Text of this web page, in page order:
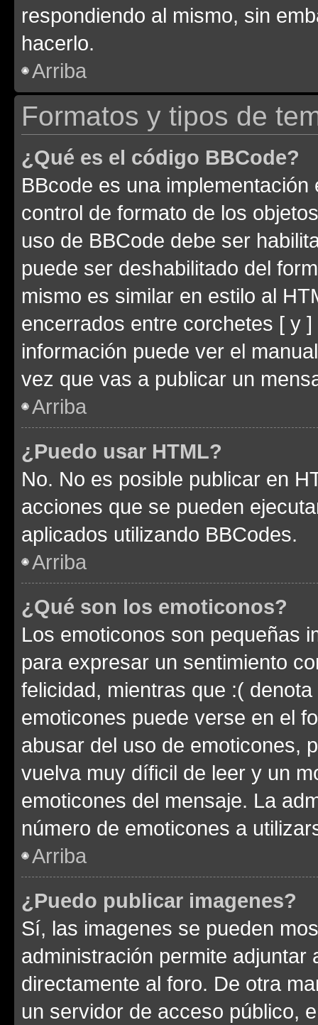
respondiendo al mismo, sin
hacerlo.
Arriba
Formatos y tipos de
¿Qué es el código BBCode?
BBcode es una
control de formato de los
uso de BBCode debe ser
puede ser deshabilitado del
mismo es similar en estilo al
encerrados entre corchetes [ y
información puede ver el
vez que vas a publicar un
Arriba
¿Puedo usar HTML?
No. No es posible publicar en
acciones que se pueden
aplicados utilizando BBCodes.
Arriba
¿Qué son los emoticonos?
Los emoticonos son pequeñas
para expresar un sentimiento
felicidad, mientras que :(
emoticones puede verse en el
abusar del uso de emoticones,
vuelva muy díficil de leer y un
emoticones del mensaje. La
número de emoticones a
Arriba
¿Puedo publicar imagenes?
Sí, las imagenes se pueden
administración permite
directamente al foro. De otra
un servidor de acceso público,